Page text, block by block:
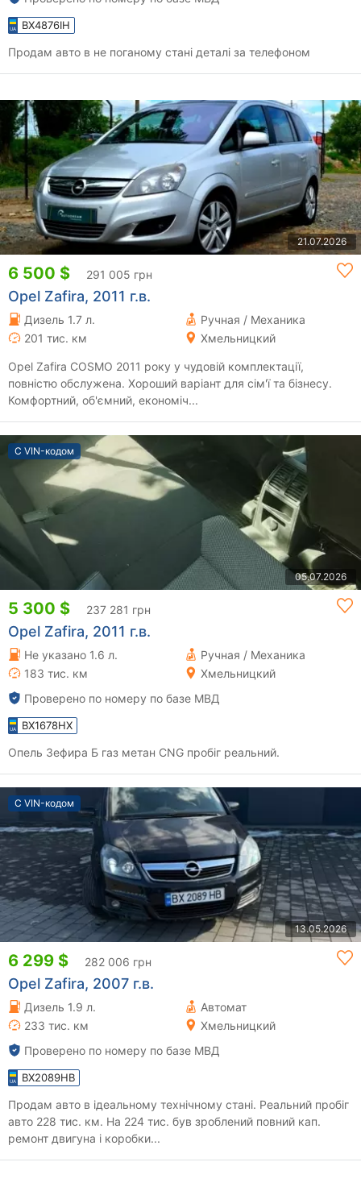
BX4876IH
Продам авто в не поганому стані деталі за телефоном
21.07.2026
6 500 $ 291 005 грн
Opel Zafira, 2011 г.в.
Дизель 1.7 л.
Ручная / Механика
201 тис. км
Хмельницкий
Opel Zafira COSMO 2011 року у чудовій комплектації,
повністю обслужена. Хороший варіант для сім'ї та бізнесу.
Комфортний, об'ємний, економіч...
С VIN-кодом
05.07.2026
5 300 $ 237 281 грн
Opel Zafira, 2011 г.в.
Не указано 1.6 л.
Ручная / Механика
183 тис. км
Хмельницкий
Проверено по номеру по базе МВД
BX1678HX
Опель Зефира Б газ метан CNG пробіг реальний.
С VIN-кодом
13.05.2026
6 299 $ 282 006 грн
Opel Zafira, 2007 г.в.
Дизель 1.9 л.
Автомат
233 тис. км
Хмельницкий
Проверено по номеру по базе МВД
BX2089HB
Продам авто в ідеальному технічному стані. Реальний пробіг
авто 228 тис. км. На 224 тис. був зроблений повний кап.
ремонт двигуна і коробки...